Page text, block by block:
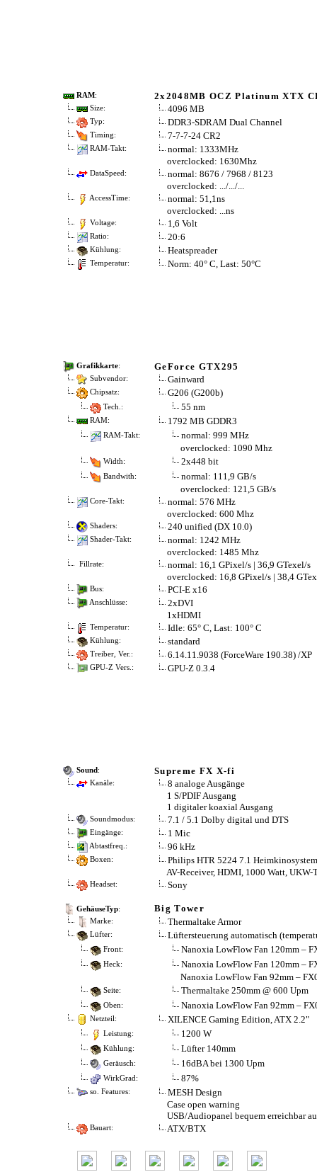
RAM: 2x2048MB OCZ Platinum XTX
Size: 4096 MB
Typ: DDR3-SDRAM Dual Channel
Timing: 7-7-7-24 CR2
RAM-Takt:
normal: 1333MHz
overclocked: 1630Mhz
DataSpeed:
normal: 8676 / 7968 / 8123
overclocked: .../.../...
AccessTime:
normal: 51,1ns
overclocked: ...ns
Voltage: 1,6 Volt
Ratio: 20:6
Kühlung: Heatspreader
Temperatur: Norm: 40° C, Last: 50°C
Grafikkarte: GeForce GTX295
Subvendor: Gainward
Chipsatz: G206 (G200b)
Tech.: 55 nm
RAM: 1792 MB GDDR3
RAM-Takt:
normal: 999 MHz
overclocked: 1090 Mhz
Width: 2x448 bit
Bandwith:
normal: 111,9 GB/s
overclocked: 121,5 GB/s
Core-Takt:
normal: 576 MHz
overclocked: 600 Mhz
Shaders: 240 unified (DX 10.0)
Shader-Takt:
normal: 1242 MHz
overclocked: 1485 Mhz
Fillrate:
normal: 16,1 GPixel/s | 36,9 GTexel/s
overclocked: 16,8 GPixel/s | 38,4
Bus: PCI-E x16
Anschlüsse:
2xDVI
1xHDMI
Temperatur: Idle: 65° C, Last: 100° C
Kühlung: standard
Treiber, Ver.: 6.14.11.9038 (ForceWare 190.38) /XP
GPU-Z Vers.: GPU-Z 0.3.4
Sound: Supreme FX X-fi
Kanäle:
8 analoge Ausgänge
1 S/PDIF Ausgang
1 digitaler koaxial Ausgang
Soundmodus: 7.1 / 5.1 Dolby digital und DTS
Eingänge: 1 Mic
Abtastfreq.: 96 kHz
Boxen:
Philips HTR 5224 7.1 Heimkinosystem
AV-Receiver, HDMI, 1000 Watt, UKW-
Headset: Sony
GehäuseTyp: Big Tower
Marke: Thermaltake Armor
Lüfter: Lüftersteuerung automatisch
Front: Nanoxia LowFlow Fan 120mm –
Heck:
Nanoxia LowFlow Fan 120mm –
Nanoxia LowFlow Fan 92mm –
Seite: Thermaltake 250mm @ 600 Upm
Oben: Nanoxia LowFlow Fan 92mm –
Netzteil: XILENCE Gaming Edition, ATX 2.2"
Leistung: 1200 W
Kühlung: Lüfter 140mm
Geräusch: 16dBA bei 1300 Upm
WirkGrad: 87%
so. Features:
MESH Design
Case open warning
USB/Audiopanel bequem erreichbar
Bauart: ATX/BTX